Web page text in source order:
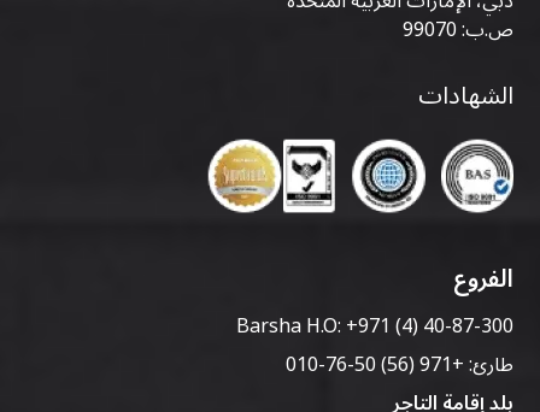
ص.ب: 99070
الشهادات
الفروع
Barsha H.O:+971 (4) 40-87-300
طارئ:+971 (56) 50-76-010
بلد إقامة التاجر